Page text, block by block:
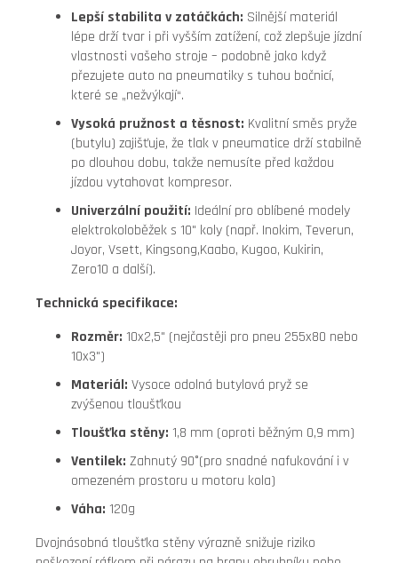
Lepší stabilita v zatáčkách: Silnější materiál
lépe drží tvar i při vyšším zatížení, což zlepšuje jízdní
vlastnosti vašeho stroje – podobně jako když
přezujete auto na pneumatiky s tuhou bočnicí,
které se „nežvýkají“.
Vysoká pružnost a těsnost: Kvalitní směs pryže
(butylu) zajišťuje, že tlak v pneumatice drží stabilně
po dlouhou dobu, takže nemusíte před každou
jízdou vytahovat kompresor.
Univerzální použití: Ideální pro oblíbené modely
elektrokoloběžek s 10" koly (např. Inokim, Teverun,
Joyor, Vsett, Kingsong,Kaabo, Kugoo, Kukirin,
Zero10 a další).
Technická specifikace:
Rozměr: 10x2,5" (nejčastěji pro pneu 255x80 nebo
10x3")
Materiál: Vysoce odolná butylová pryž se
zvýšenou tloušťkou
Tloušťka stěny: 1,8 mm (oproti běžným 0,9 mm)
Ventilek: Zahnutý 90°(pro snadné nafukování i v
omezeném prostoru u motoru kola)
Váha: 120g
Dvojnásobná tloušťka stěny výrazně snižuje riziko